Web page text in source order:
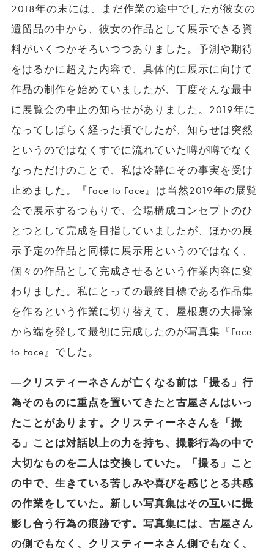
2018年の末には、まだ作業の途中でしたが彼女の
遺留品の中から、彼女の作品として展示できる資
料がいくつかそろいつつありました。予測や期待
をはるかに超えた内容で、具体的に展示に向けて
作品の制作を始めていましたが、丁度そんな最中
に展覧会の中止の知らせがありました。2019年に
なってしばらく経った頃でしたが、知らせは突然
というのではなくすでに流れていた噂が噂でなく
なっただけのことで、私は冷静にその事実を受け
止めました。『Face to Face』は当然2019年の展覧
会で展示するつもりで、会場構成コンセプトのひ
とつとして完成を目指していましたが、ほかの展
示予定の作品と同様に展示用というのではなく、
個々の作品として完成させるという作業内容に変
わりました。私にとっての最終目標である作品集
を作るという作業に切り替えて、屋根裏の大掃除
から端を発して最初に完成したのが写真集『Face
to Face』でした。
―クリスティーネさんが亡くなる前は「撮る」行
為そのものに重点を置いてきたと古屋さんはいっ
たことがあります。クリスティーネさんを「撮
る」ことは対話以上の力を持ち、撮影行為の中で
大切なものを二人は交換していた。「撮る」こと
の中で、生きている苦しみや喜びを感じとる共感
の作業をしていた。新しい写真集はその互いに撮
影し合う行為の痕跡です。写真集には、古屋さん
の側でもなく、クリスティーネさん側でもなく、